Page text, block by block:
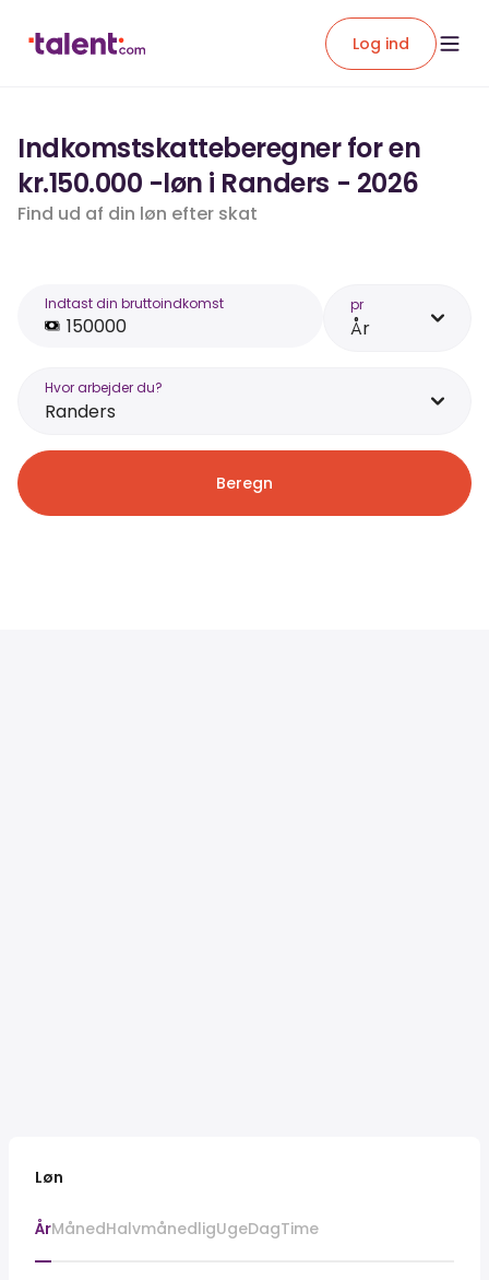
Log ind
Indkomstskatteberegner for en
kr.150.000 -løn i Randers - 2026
Find ud af din løn efter skat
Indtast din bruttoindkomst pr
År
Hvor arbejder du?
Randers
Beregn
Løn
ÅrMånedHalvmånedligUgeDagTime